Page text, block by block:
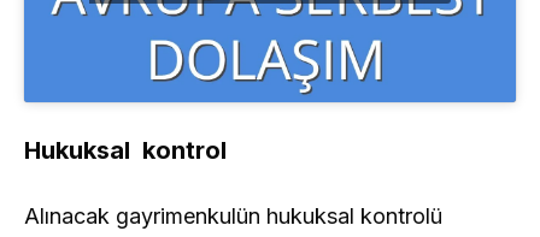
Hukuksal kontrol
Alınacak gayrimenkulün hukuksal kontrolü